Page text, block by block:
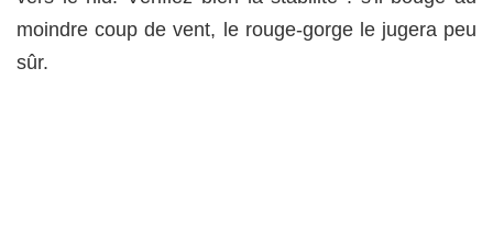
moindre coup de vent, le rouge-gorge le jugera peu
sûr.